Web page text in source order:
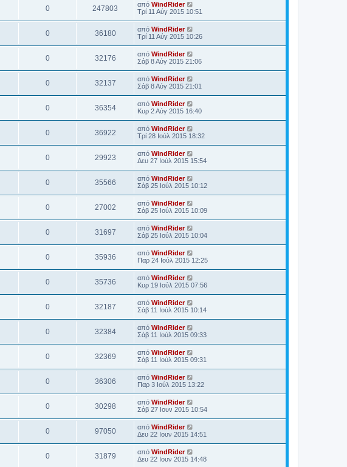
0 247803 από WindRider
Τρί 11 Αύγ 2015 10:51
0 36180 από WindRider
Τρί 11 Αύγ 2015 10:26
0 32176 από WindRider
Σάβ 8 Αύγ 2015 21:06
0 32137 από WindRider
Σάβ 8 Αύγ 2015 21:01
0 36354 από WindRider
Κυρ 2 Αύγ 2015 16:40
0 36922 από WindRider
Τρί 28 Ιούλ 2015 18:32
0 29923 από WindRider
Δευ 27 Ιούλ 2015 15:54
0 35566 από WindRider
Σάβ 25 Ιούλ 2015 10:12
0 27002 από WindRider
Σάβ 25 Ιούλ 2015 10:09
0 31697 από WindRider
Σάβ 25 Ιούλ 2015 10:04
0 35936 από WindRider
Παρ 24 Ιούλ 2015 12:25
0 35736 από WindRider
Κυρ 19 Ιούλ 2015 07:56
0 32187 από WindRider
Σάβ 11 Ιούλ 2015 10:14
0 32384 από WindRider
Σάβ 11 Ιούλ 2015 09:33
0 32369 από WindRider
Σάβ 11 Ιούλ 2015 09:31
0 36306 από WindRider
Παρ 3 Ιούλ 2015 13:22
0 30298 από WindRider
Σάβ 27 Ιουν 2015 10:54
0 97050 από WindRider
Δευ 22 Ιουν 2015 14:51
0 31879 από WindRider
Δευ 22 Ιουν 2015 14:48